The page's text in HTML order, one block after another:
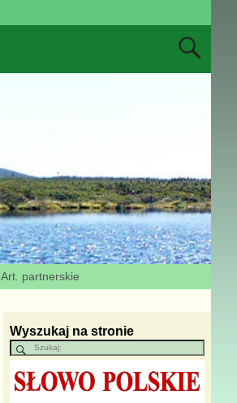
Art. partnerskie
Wyszukaj na stronie